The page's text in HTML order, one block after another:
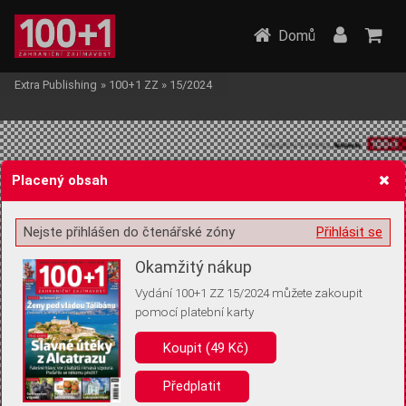
Žádost o souhlas s ukládáním volitelných informací
Pro základní fungování webu nepotřebujeme ukládat žádné informace
(tzv. cookies apod.). Rádi bychom vás ale požádali o souhlas s
uložením volitelných informací:
Anonymní unikátní ID
Domů
Extra Publishing » 100+1 ZZ » 15/2024
Placený obsah
Přihlásit se
Nejste přihlášen do čtenářské zóny
Okamžitý nákup
Vydání 100+1 ZZ 15/2024 můžete zakoupit
pomocí platební karty
Koupit (49 Kč)
Předplatit